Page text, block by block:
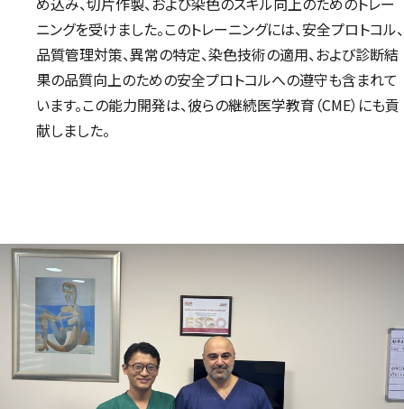
ニングを受けました。このトレーニングには、安全プロトコル、
品質管理対策、異常の特定、染色技術の適用、および診断結
果の品質向上のための安全プロトコルへの遵守も含まれて
います。この能力開発は、彼らの継続医学教育（CME）にも貢
献しました。